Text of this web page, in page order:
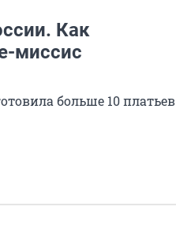
Как
миссис
больше 10 платьев